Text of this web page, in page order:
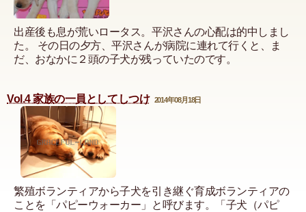
出産後も息が荒いロータス。平沢さんの心配は的中しまし
た。 その日の夕方、平沢さんが病院に連れて行くと、ま
だ、おなかに２頭の子犬が残っていたのです。
Vol.4 家族の一員としてしつけ 2014年08月18日
繁殖ボランティアから子犬を引き継ぐ育成ボランティアの
ことを「パピーウォーカー」と呼びます。「子犬（パピ